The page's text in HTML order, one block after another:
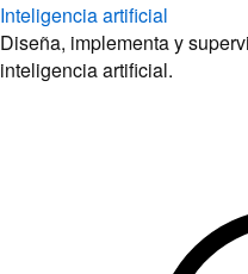
Inteligencia artificial
Diseña, implementa y
inteligencia artificial.